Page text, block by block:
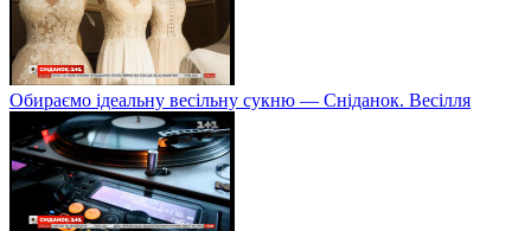
Обираємо ідеальну весільну сукню — Сніданок. Весілля